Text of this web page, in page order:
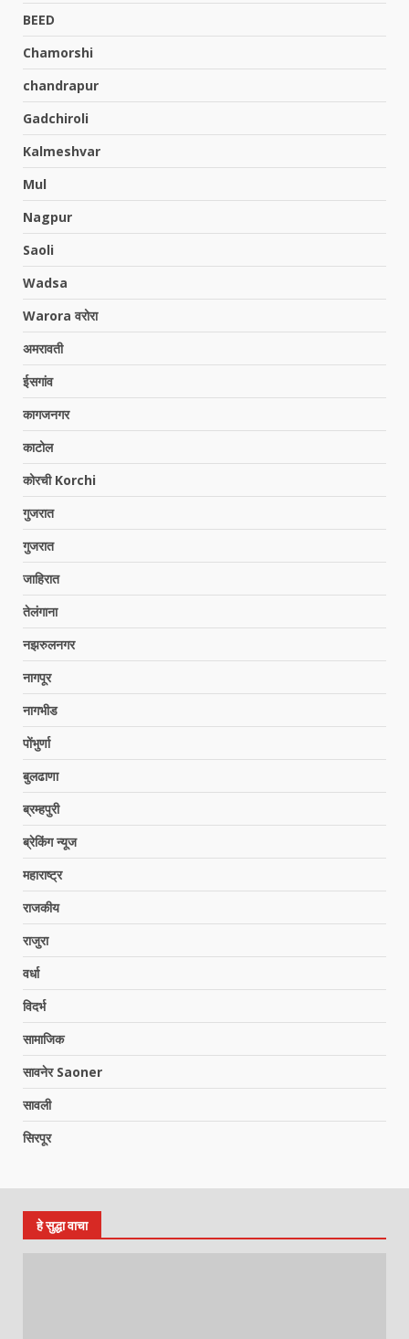
BEED
Chamorshi
chandrapur
Gadchiroli
Kalmeshvar
Mul
Nagpur
Saoli
Wadsa
Warora वरोरा
अमरावती
ईसगांव
कागजनगर
काटोल
कोरची Korchi
गुजरात
गुजरात
जाहिरात
तेलंगाना
नझरुलनगर
नागपूर
नागभीड
पोंभुर्णा
बुलढाणा
ब्रम्हपुरी
ब्रेकिंग न्यूज
महाराष्ट्र
राजकीय
राजुरा
वर्धा
विदर्भ
सामाजिक
सावनेर Saoner
सावली
सिरपूर
हे सुद्धा वाचा